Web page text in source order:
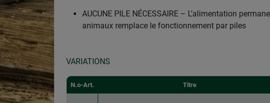
AUCUNE PILE NÉCESSAIRE – L’alimentation
animaux remplace le fonctionnement par piles
VARIATIONS
N.o-Art. Titre